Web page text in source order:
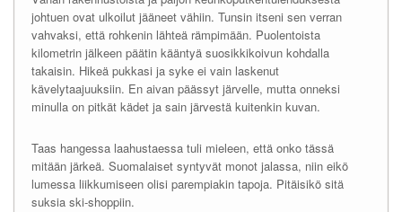
johtuen ovat ulkoilut jääneet vähiin. Tunsin itseni sen verran
vahvaksi, että rohkenin lähteä rämpimään. Puolentoista
kilometrin jälkeen päätin kääntyä suosikkikoivun kohdalla
takaisin. Hikeä pukkasi ja syke ei vain laskenut
kävelytaajuuksiin. En aivan päässyt järvelle, mutta onneksi
minulla on pitkät kädet ja sain järvestä kuitenkin kuvan.
Taas hangessa laahustaessa tuli mieleen, että onko tässä
mitään järkeä. Suomalaiset syntyvät monot jalassa, niin eikö
lumessa liikkumiseen olisi parempiakin tapoja. Pitäisikö sitä
suksia ski-shoppiin.